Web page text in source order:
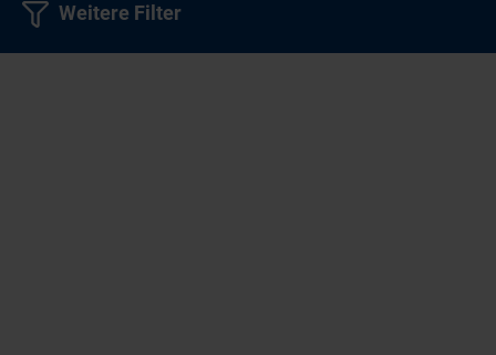
Weitere Filter